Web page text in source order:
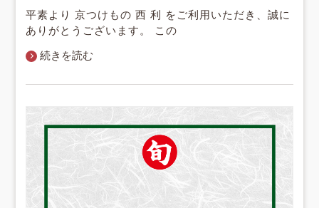
平素より 京つけもの 西 利 をご利用いただき、誠に
ありがとうございます。 この
続きを読む